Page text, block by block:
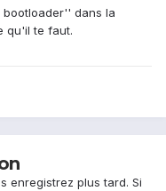
dans la
qu'il te faut.
enregistrez plus tard. Si